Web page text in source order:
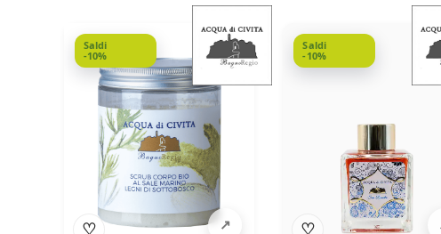
Saldi
-10%
♡
Saldi
-10%
♡